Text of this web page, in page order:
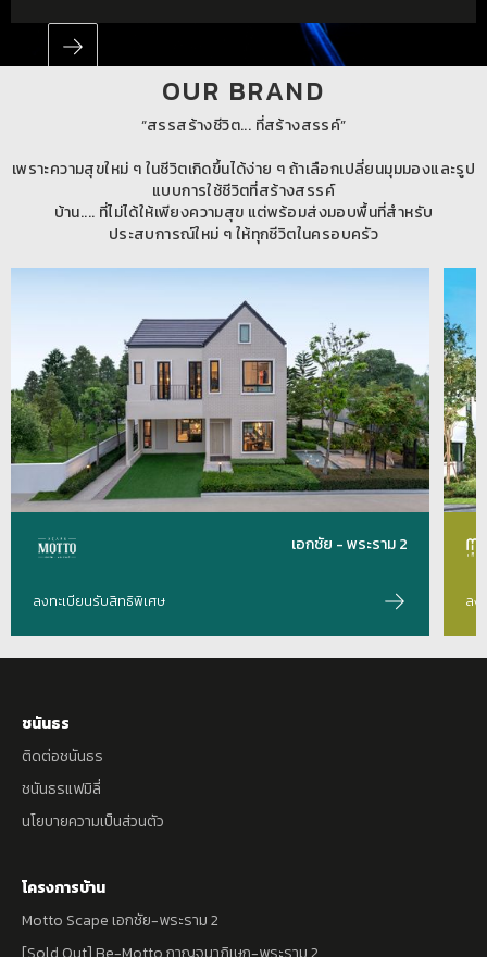
OUR BRAND
“สรรสร้างชีวิต... ที่สร้างสรรค์”
เพราะความสุขใหม่ ๆ ในชีวิตเกิดขึ้นได้ง่าย ๆ ถ้าเลือกเปลี่ยนมุมมองและรูป
แบบการใช้ชีวิตที่สร้างสรรค์
บ้าน.... ที่ไม่ได้ให้เพียงความสุข แต่พร้อมส่งมอบพื้นที่สําหรับ
ประสบการณ์ใหม่ ๆ ให้ทุกชีวิตในครอบครัว
เอกชัย - พระราม 2
ลงทะเบียนรับสิทธิพิเศษ ลง
ชนันธร
ติดต่อชนันธร
ชนันธรแฟมิลี่
นโยบายความเป็นส่วนตัว
โครงการบ้าน
Motto Scape เอกชัย-พระราม 2